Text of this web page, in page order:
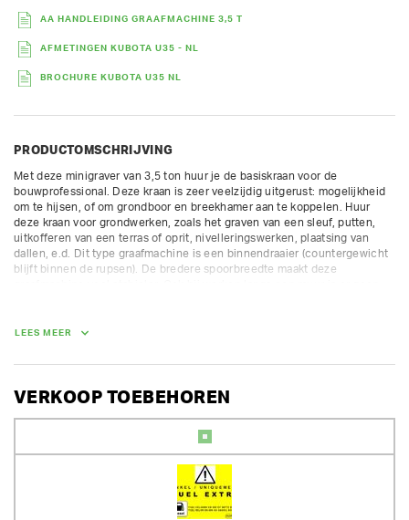
AA HANDLEIDING GRAAFMACHINE 3,5 T
AFMETINGEN KUBOTA U35 - NL
BROCHURE KUBOTA U35 NL
PRODUCTOMSCHRIJVING
Met deze minigraver van 3,5 ton huur je de basiskraan voor de
bouwprofessional. Deze kraan is zeer veelzijdig uitgerust: mogelijkheid
om te hijsen, of om grondboor en breekhamer aan te koppelen. Huur
deze kraan voor grondwerken, zoals het graven van een sleuf, putten,
uitkofferen van een terras of oprit, nivelleringswerken, plaatsing van
dallen, e.d. Dit type graafmachine is een binnendraaier (countergewicht
blijft binnen de rupsen). De bredere spoorbreedte maakt deze
max graafdiepte 3,15 m
Steeds inclusief gratis bakken naar keuze:
- Graafbak met tanden: 60 cm
- max 8 uur op teller per dag / 10.8 uur per weekend / 40 u per week -
extra uren worden proportioneel verrekend
LEES MEER
VERKOOP TOEBEHOREN